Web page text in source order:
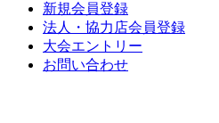
新規会員登録
法人・協力店会員登録
大会エントリー
お問い合わせ